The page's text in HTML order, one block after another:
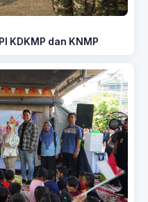
KDKMP dan KNMP